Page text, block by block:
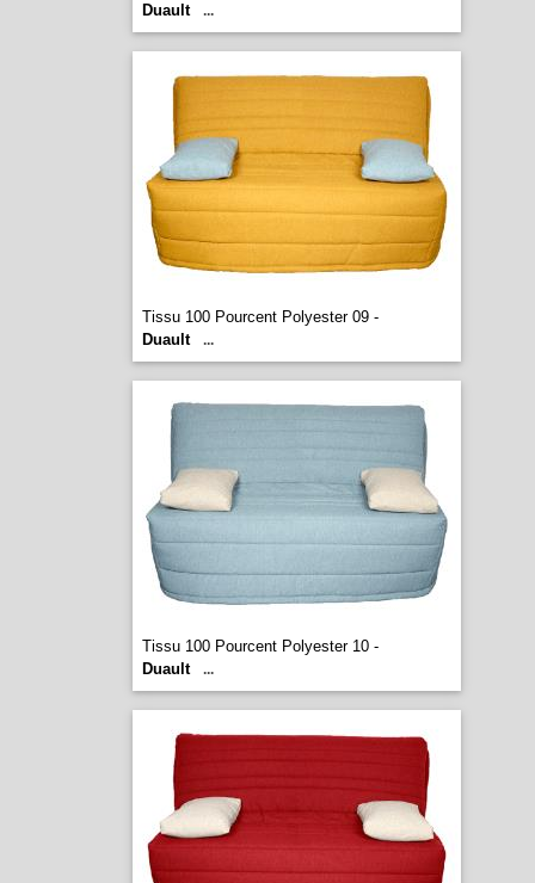
Duault
...
Tissu 100 Pourcent Polyester 09 -
Duault
...
Tissu 100 Pourcent Polyester 10 -
Duault
...